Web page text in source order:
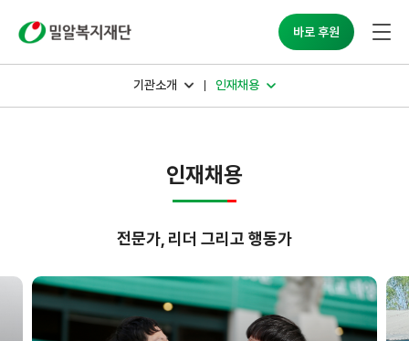
바로 후원
기관소개 인재채용
인재채용
전문가, 리더 그리고 행동가